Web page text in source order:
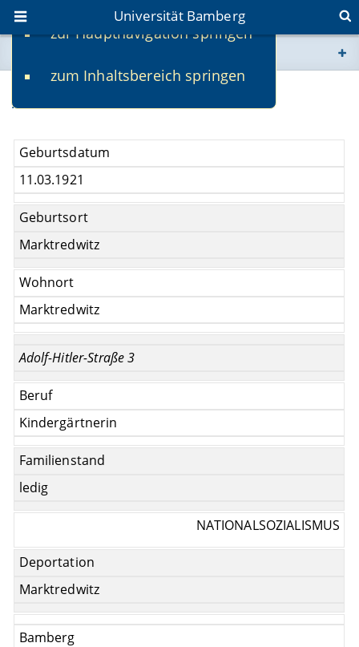
zur Hauptnavigation springen
zum Inhaltsbereich springen
Universität Bamberg
www.uni-bamberg.de
fis.uni-bamberg.de
Alice Fischer
Geburtsdatum
11.03.1921
Geburtsort
Marktredwitz
Wohnort
Marktredwitz
Adolf-Hitler-Straße 3
Beruf
Kindergärtnerin
Familienstand
ledig
NATIONALSOZIALISMUS
Deportation
Marktredwitz
Bamberg